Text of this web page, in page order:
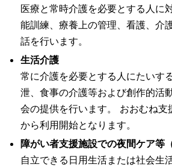
医療と常時介護を必要とする人に
能訓練、療養上の管理、看護、介
話を行います。
生活介護
常に介護を必要とする人にたいす
泄、食事の介護等および創作的活
会の提供を行います。 おおむね支
から利用開始となります。
障がい者支援施設での夜間ケア等
自立できる日用生活または社会生